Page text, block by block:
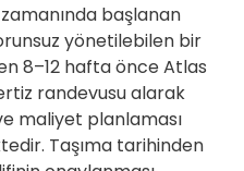
zamanında başlanan
yönetilebilen bir
8–12 hafta önce Atlas
randevusu alarak
maliyet planlaması
Taşıma tarihinden